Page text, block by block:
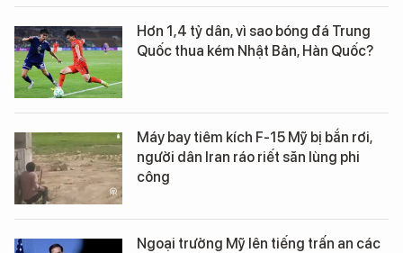
Hơn 1,4 tỷ dân, vì sao bóng đá Trung
Quốc thua kém Nhật Bản, Hàn Quốc?
Máy bay tiêm kích F-15 Mỹ bị bắn rơi,
người dân Iran ráo riết săn lùng phi
công
Ngoại trưởng Mỹ lên tiếng trấn an các